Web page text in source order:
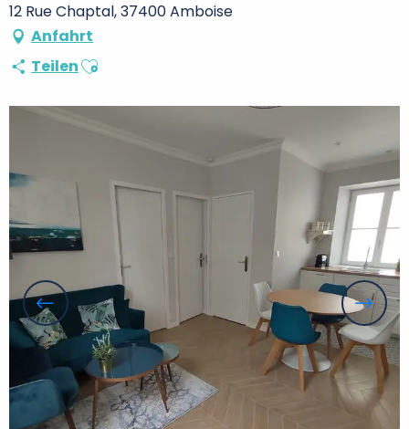
12 Rue Chaptal, 37400 Amboise
Anfahrt
TeilenAjouter aux favoris